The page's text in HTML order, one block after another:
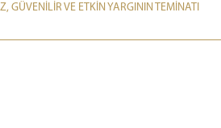
GÜVENİLİR VE ETKİN YARGININ TEMİNATI